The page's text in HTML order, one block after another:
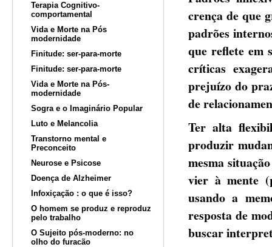
Terapia Cognitivo-
comportamental
Vida e Morte na Pós
modernidade
Finitude: ser-para-morte
Finitude: ser-para-morte
Vida e Morte na Pós-
modernidade
Sogra e o Imaginário Popular
Luto e Melancolia
Transtorno mental e
Preconceito
Neurose e Psicose
Doença de Alzheimer
Infoxiçação : o que é isso?
O homem se produz e reproduz
pelo trabalho
O Sujeito pós-moderno: no
olho do furacão
crença de que
padrões
que reflete em
críticas
prejuízo do
de
Ter alta
produzir
mesma
vier à mente
usando a
resposta de
buscar